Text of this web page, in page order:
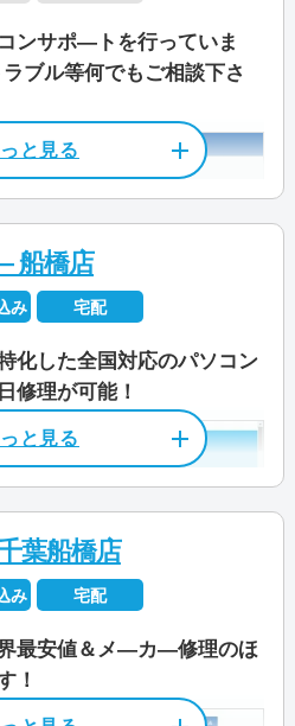
イトを見る
お問い合わせ
533-117
イル決済
法人対応可
全メーカー対応
コン販売
ア
/市川南/稲越町/入船/大
押切/鬼越/鬼高/欠真間/柏
原/香取/北方/北国分/行
谷新町/国分/幸/塩浜/塩焼/
金5,500円
ニューを見る
イトを見る
お問い合わせ
523-7618
イル決済
対応可
全メーカー対応
ン販売
市中央区新田町7-5 石出ビ
駅から徒歩9分
千葉中央」駅から徒歩6分
備士
円～
ニューを見る
イトを見る
ンサポ―トを行っていま
ブル等何でもご相談下さ
市行徳駅前2-21-22 行徳マ
船橋店
み 宅配
化した全国対応のパソコン
修理が可能！
葉船橋店
み 宅配
最安値＆メ―カ―修理のほ
！